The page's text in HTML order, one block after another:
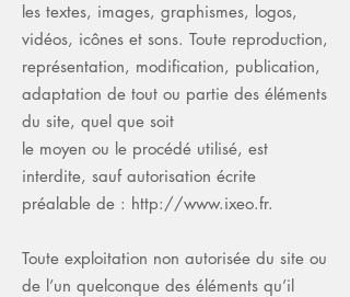
les textes, images, graphismes, logos,
vidéos, icônes et sons. Toute reproduction,
représentation, modification, publication,
adaptation de tout ou partie des éléments
du site, quel que soit
le moyen ou le procédé utilisé, est
interdite, sauf autorisation écrite
préalable de : http://www.ixeo.fr.
Toute exploitation non autorisée du site ou
de l’un quelconque des éléments qu’il